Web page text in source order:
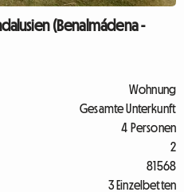
(Benalmádena -
Wohnung
Gesamte Unterkunft
4 Personen
2
81568
3 Einzelbetten